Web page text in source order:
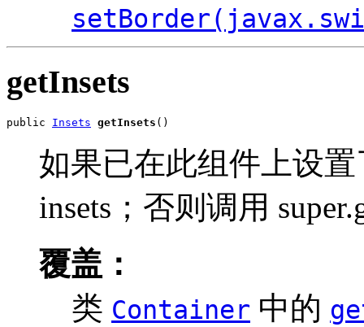
getInsets
public Insets getInsets ()
如果已在此组件上设
insets；否则调用
覆盖：
类 Container 中的